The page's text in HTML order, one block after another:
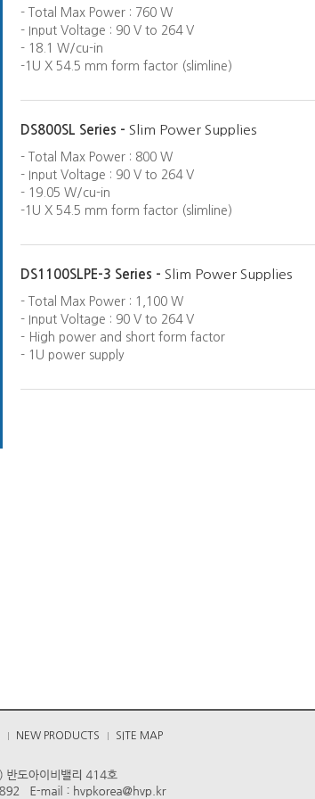
- Total Max Power : 760 W
- Input Voltage : 90 V to 264 V
- 18.1 W/cu-in
-1U X 54.5 mm form factor (slimline)
DS800SL Series - Slim Power Supplies
- Total Max Power : 800 W
- Input Voltage : 90 V to 264 V
- 19.05 W/cu-in
-1U X 54.5 mm form factor (slimline)
DS1100SLPE-3 Series - Slim Power Supplies
- Total Max Power : 1,100 W
- Input Voltage : 90 V to 264 V
- High power and short form factor
- 1U power supply
NEW PRODUCTS SITE MAP